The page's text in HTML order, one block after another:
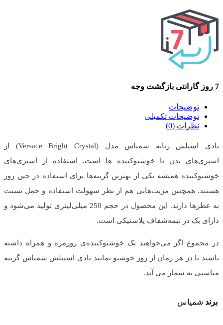
7 روز گارانتی بازگشت وجه
توضیحات
توضیحات تکمیلی
نظرات (0)
بادی اسپلش زنانه‌ شمیاس مدل (Versace Bright Crystal) از
اسپری‌های بدن یا خوشبوکننده ها است. استفاده از اسپری‌های
خوشبوکننده همیشه یکی از بهترین گزینه‌ها برای استفاده در حین روز
هستند. همچنین مزیت‌هایی هم از نظر سهولت استفاده و حمل نسبت
به عطرها دارند. این محصول در حجم 250 میلی‌لیتری تولید می‌شود و
دارای یک در نیمه‌شفاف پلاستیکی است.
در مجموع اگر می‌خواهید یک خوشبوکننده‌ی روزمره و همراه داشته
باشید تا در هر زمان از روز خوشبو بمانید بادی اسپپلش شمیاس گزینه
مناسبی به شمار می آید.
برند شمیاس